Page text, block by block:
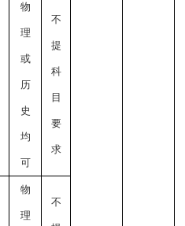
物
理
或
历
史
均
可
不
提
科
目
要
求
物
理
不